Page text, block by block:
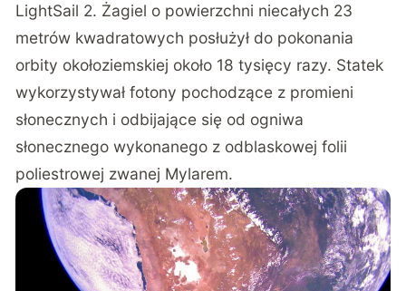
LightSail 2. Żagiel o powierzchni niecałych 23
metrów kwadratowych posłużył do pokonania
orbity okołoziemskiej około 18 tysięcy razy. Statek
wykorzystywał fotony pochodzące z promieni
słonecznych i odbijające się od ogniwa
słonecznego wykonanego z odblaskowej folii
poliestrowej zwanej Mylarem.